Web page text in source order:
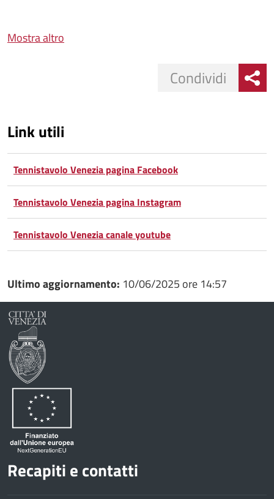
Mostra altro
Condividi
Link utili
Tennistavolo Venezia pagina Facebook
Tennistavolo Venezia pagina Instagram
Tennistavolo Venezia canale youtube
Ultimo aggiornamento: 10/06/2025 ore 14:57
Recapiti e contatti